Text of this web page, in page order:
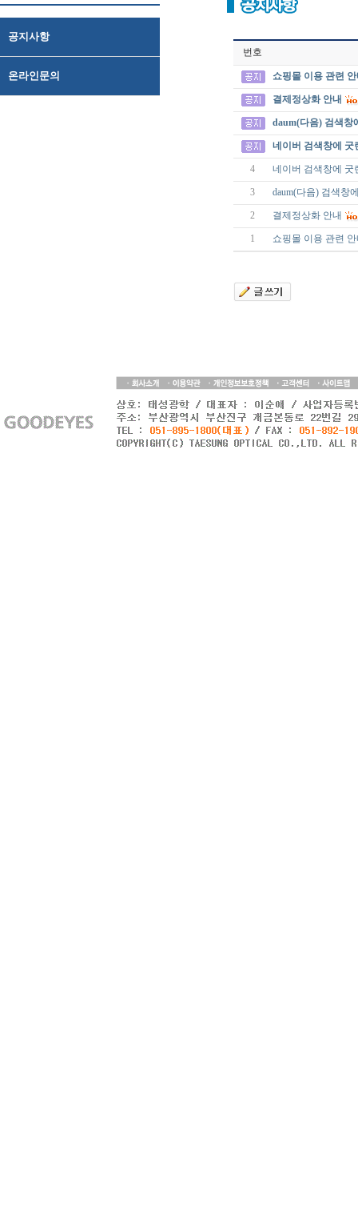
공지사항
온라인문의
번호
쇼핑몰 이용 관련
결제정상화 안내
daum(다음) 검색창
네이버 검색창에 굿
4 네이버 검색창에 굿
3 daum(다음) 검색창
2 결제정상화 안내
1 쇼핑몰 이용 관련